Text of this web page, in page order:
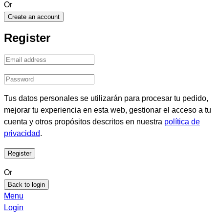
Or
Create an account
Register
Tus datos personales se utilizarán para procesar tu pedido,
mejorar tu experiencia en esta web, gestionar el acceso a tu
cuenta y otros propósitos descritos en nuestra política de
privacidad.
Or
Back to login
Menu
Login